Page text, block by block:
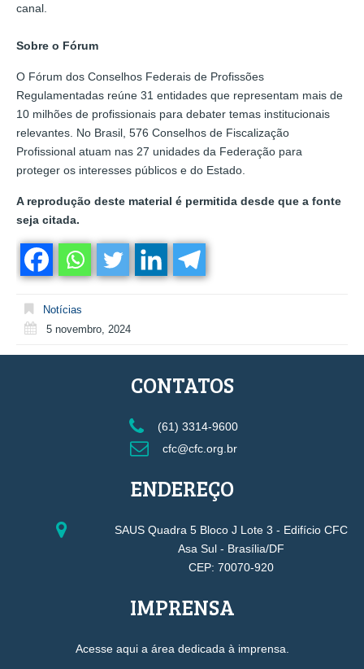
canal.
Sobre o Fórum
O Fórum dos Conselhos Federais de Profissões
Regulamentadas reúne 31 entidades que representam mais de
10 milhões de profissionais para debater temas institucionais
relevantes. No Brasil, 576 Conselhos de Fiscalização
Profissional atuam nas 27 unidades da Federação para
proteger os interesses públicos e do Estado.
A reprodução deste material é permitida desde que a fonte
seja citada.
Notícias
5 novembro, 2024
CONTATOS
(61) 3314-9600
cfc@cfc.org.br
ENDEREÇO
SAUS Quadra 5 Bloco J Lote 3 - Edifício CFC
Asa Sul - Brasília/DF
CEP: 70070-920
IMPRENSA
Acesse aqui a área dedicada à imprensa.